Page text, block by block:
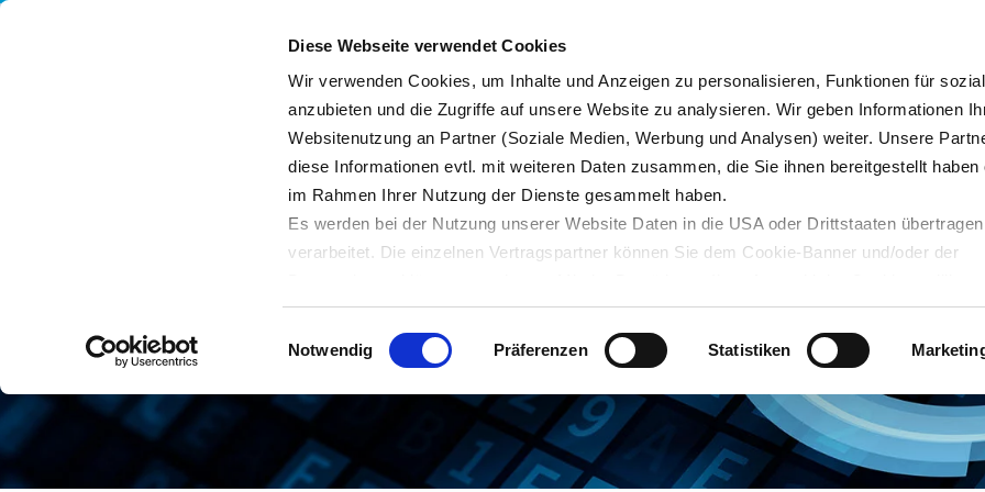
Diese Webseite verwendet Cookies
Wir verwenden Cookies, um Inhalte und Anzeigen zu personalisieren, Funktionen für
anzubieten und die Zugriffe auf unsere Website zu analysieren. Wir geben Informationen
Websitenutzung an Partner (Soziale Medien, Werbung und Analysen) weiter. Unsere
diese Informationen evtl. mit weiteren Daten zusammen, die Sie ihnen bereitgestellt haben
im Rahmen Ihrer Nutzung der Dienste gesammelt haben.
Es werden bei der Nutzung unserer Website Daten in die USA oder Drittstaaten
verarbeitet. Die einzelnen Vertragspartner können Sie dem Cookie-Banner und/oder der
Datenübertragung in Drittstaaten ein. Erst wenn Sie Buttons anklicken, werden Bilder und
von Drittanbietern nachgeladen. Ihre IP-Adresse wird dabei an externe Server übertragen.
Datenschutz dieser Anbieter können Sie sich auf deren Seiten informieren. Wir speichern
Einwilligung. Sie können sie unterdatenschutz@interzero.dejederzeit widerrufen.
erfahren Sie in unserer
Datenschutzerklärung
Einwilligungsauswahl
Notwendig Präferenzen Statistiken
Unternehmen Nachhaltigkeit Blog Servicedesk